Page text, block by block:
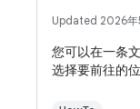
Updated 2026年
您可以在一条
选择要前往的